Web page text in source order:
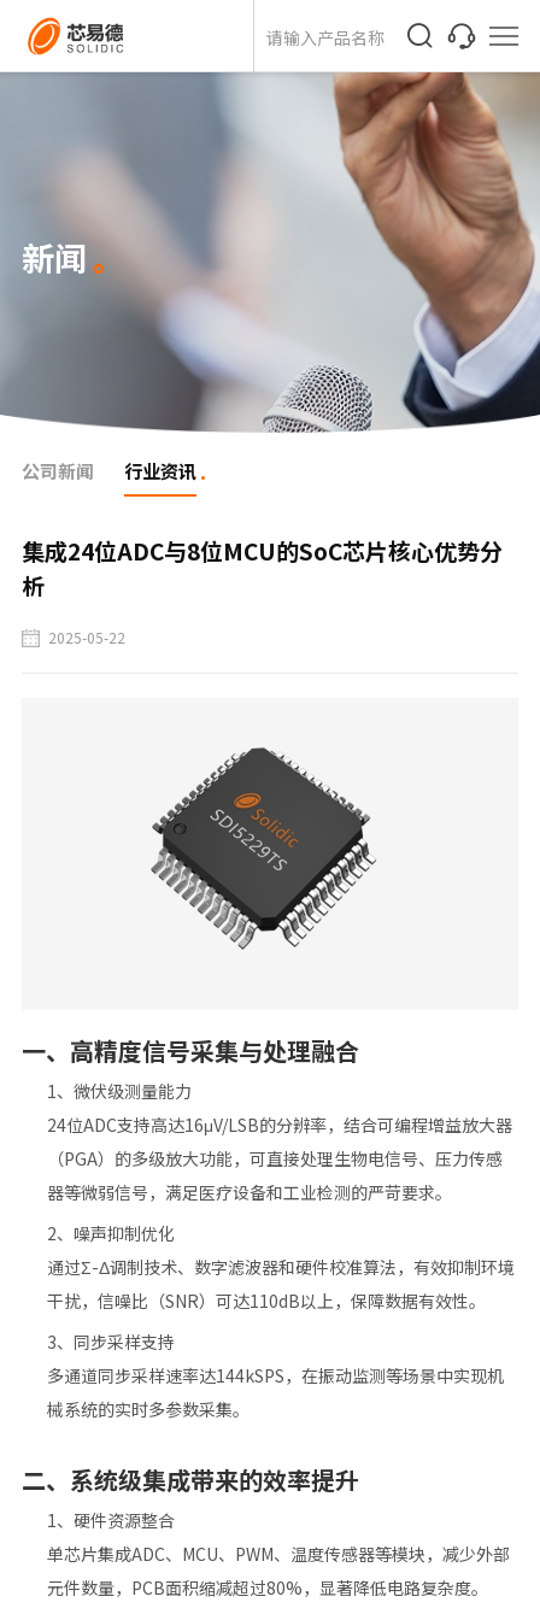
新闻
公司新闻 行业资讯
集成24位ADC与8位MCU的SoC芯片核心优势分
析
2025-05-22
一、‌ 高精度信号采集与处理融合
‌1、微伏级测量能力‌
24位ADC支持高达16μV/LSB的分辨率，结合可编程增益放大器
（PGA）的多级放大功能，可直接处理生物电信号、压力传感
器等微弱信号，满足医疗设备和工业检测的严苛要求。
‌2、噪声抑制优化‌
通过Σ-Δ调制技术、数字滤波器和硬件校准算法，有效抑制环境
干扰，信噪比（SNR）可达110dB以上，保障数据有效性。
‌3、同步采样支持‌
多通道同步采样速率达144kSPS，在振动监测等场景中实现机
械系统的实时多参数采集。
二、‌ 系统级集成带来的效率提升
‌1、硬件资源整合‌
单芯片集成ADC、MCU、PWM、温度传感器等模块，减少外部
元件数量，PCB面积缩减超过80%，显著降低电路复杂度。